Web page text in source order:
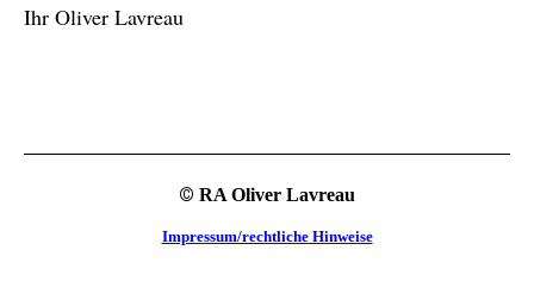
Ihr Oliver Lavreau
© RA Oliver Lavreau
Impressum/rechtliche Hinweise